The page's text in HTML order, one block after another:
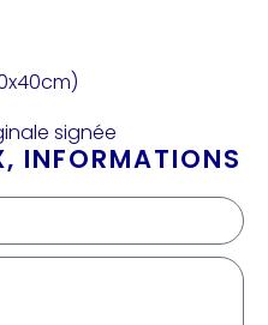
signée
INFORMATIONS